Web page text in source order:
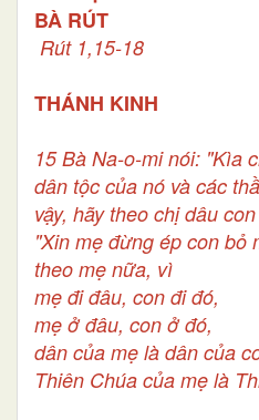
BÀ RÚT
Rút 1,15-18
THÁNH KINH
15 Bà Na-o-mi nói: "Kìa
dân tộc của nó và các
vậy, hãy theo chị dâu
"Xin mẹ đừng ép con bỏ
theo mẹ nữa, vì
mẹ đi đâu, con đi đó,
mẹ ở đâu, con ở đó,
dân của mẹ là dân của
Thiên Chúa của mẹ là